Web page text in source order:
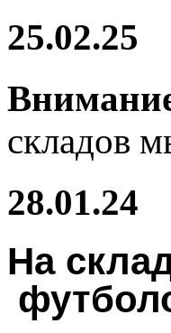
25.02.25
складов
28.01.24
На